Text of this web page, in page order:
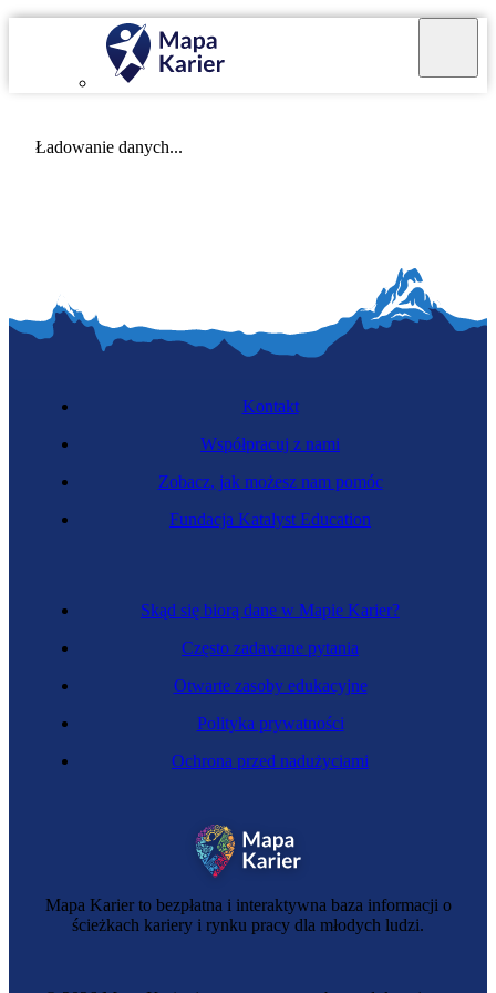
Ładowanie danych...
Mapa Karier to bezpłatna i interaktywna baza informacji o
ścieżkach kariery i rynku pracy dla młodych ludzi.
Skąd się biorą dane w Mapie Karier?
Często zadawane pytania
Otwarte zasoby edukacyjne
Polityka prywatności
Ochrona przed nadużyciami
Kontakt
Współpracuj z nami
Zobacz, jak możesz nam pomóc
Fundacja Katalyst Education